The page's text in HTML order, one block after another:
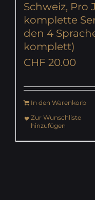
Schweiz, Pro
komplette
den 4
komplett)
CHF 20.00
In den Warenkorb
Zur Wunschliste
hinzufügen